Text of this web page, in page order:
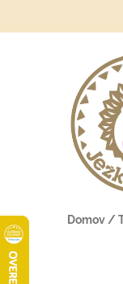
Domov /